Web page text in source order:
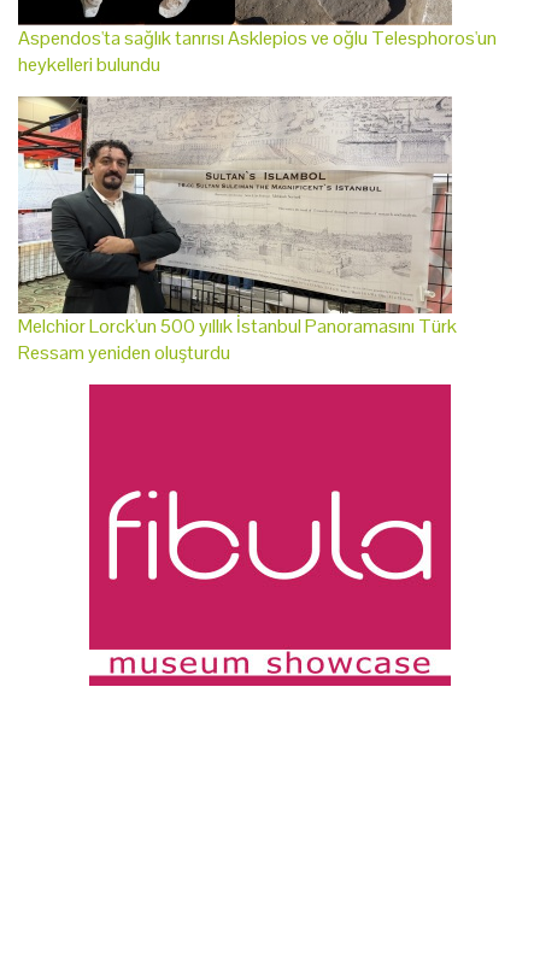
Aspendos'ta sağlık tanrısı Asklepios ve oğlu Telesphoros'un
heykelleri bulundu
Melchior Lorck'un 500 yıllık İstanbul Panoramasını Türk
Ressam yeniden oluşturdu